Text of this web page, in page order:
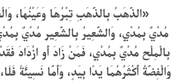
«الذَّهَبُ بِالذَّهَبِ تِبْرُهَا وَعَيْنُهَا،
مُدْيٌ بِمُدْيٍ، وَالشَّعِيرُ بِالشَّعِيرِ مُدْيٌ
بِالْمِلْحِ مُدْيٌ بِمُدْيٍ، فَمَنْ زَادَ أَوِ ازْدَادَ
وَالْفِضَّةُ أَكْثَرُهُمَا يَدًا بِيَدٍ، وَأَمَّا نَسِيئَةً